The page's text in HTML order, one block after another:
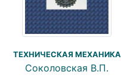
ТЕХНИЧЕСКАЯ МЕХАНИКА
Соколовская В.П.